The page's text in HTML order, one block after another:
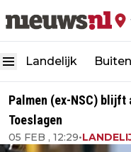
Landelijk
Palmen (ex-NSC)
Toeslagen
05 FEB , 12:29•